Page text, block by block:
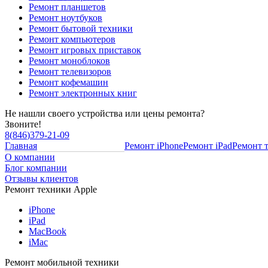
Ремонт планшетов
Ремонт ноутбуков
Ремонт бытовой техники
Ремонт компьютеров
Ремонт игровых приставок
Ремонт моноблоков
Ремонт телевизоров
Ремонт кофемашин
Ремонт электронных книг
Не нашли своего устройства или цены ремонта?
Звоните!
8(846)379-21-09
Главная
О компании
Блог компании
Отзывы клиентов
Ремонт iPhoneРемонт iPadРемонт
Ремонт техники Apple
iPhone
iPad
MacBook
iMac
Ремонт мобильной техники